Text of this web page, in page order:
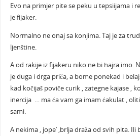
Evo na primjer pite se peku u tepsiijama i
je fijaker.
Normalno ne onaj sa konjima. Taj je za
ljenštine.
A od rakije iz fijakeru niko ne bi hajra imo.
je duga i drga priča, a bome ponekad i
kad kočijaš poviče curik , zategne kajase ,
inercija … ma ća vam ga imam ćakulat ,
sami.
A nekima , jope’ ,brlja draža od svih pita. Ili